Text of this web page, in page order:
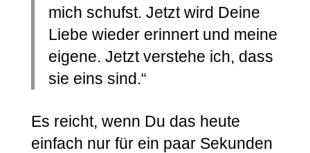
mich schufst. Jetzt wird Deine
Liebe wieder erinnert und meine
eigene. Jetzt verstehe ich, dass
sie eins sind.“
Es reicht, wenn Du das heute
einfach nur für ein paar Sekunden